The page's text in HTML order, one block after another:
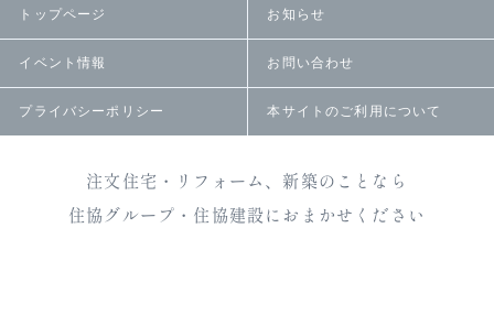
トップページ お知らせ
イベント情報 お問い合わせ
プライバシーポリシー 本サイトのご利用について
注文住宅・リフォーム、新築のことなら
住協グループ・住協建設におまかせください